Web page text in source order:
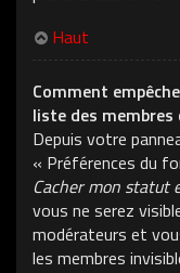
Haut
Comment
liste des membres
Depuis votre
« Préférences du
Cacher mon statut
vous ne serez
modérateurs et
les membres